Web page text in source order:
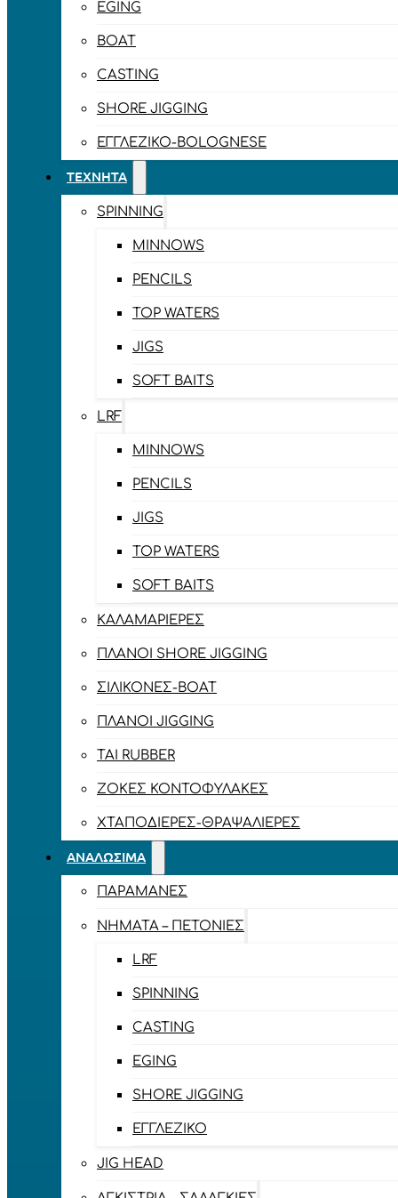
EGING
BOAT
CASTING
SHORE JIGGING
ΕΓΓΛΈΖΙΚΟ-BOLOGNESE
ΤΕΧΝΗΤΆ
SPINNING
MINNOWS
PENCILS
TOP WATERS
JIGS
SOFT BAITS
LRF
MINNOWS
PENCILS
JIGS
TOP WATERS
SOFT BAITS
ΚΑΛΑΜΑΡΙΈΡΕΣ
ΠΛΆΝΟΙ SHORE JIGGING
ΣΙΛΙΚΌΝΕΣ-BOAT
ΠΛΆΝΟΙ JIGGING
TAI RUBBER
ΖΌΚΕΣ ΚΟΝΤΟΦΎΛΑΚΕΣ
ΧΤΑΠΟΔΙΈΡΕΣ-ΘΡΑΨΑΛΙΈΡΕΣ
ΑΝΑΛΏΣΙΜΑ
ΠΑΡΑΜΆΝΕΣ
ΝΉΜΑΤΑ – ΠΕΤΟΝΙΈΣ
LRF
SPINNING
CASTING
EGING
SHORE JIGGING
ΕΓΓΛΈΖΙΚΟ
JIG HEAD